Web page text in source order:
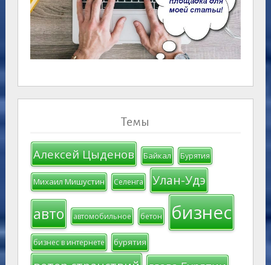
Темы
Алексей Цыденов Байкал Бурятия
Михаил Мишустин Селенга Улан-Удэ
авто автомобильное бетон бизнес
бизнес в интернете бурятия